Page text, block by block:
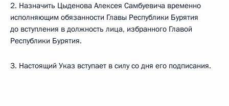
2. Назначить Цыденова Алексея Самбуевича временно
исполняющим обязанности Главы Республики Бурятия
до вступления в должность лица, избранного Главой
Республики Бурятия.
3. Настоящий Указ вступает в силу со дня его подписания.